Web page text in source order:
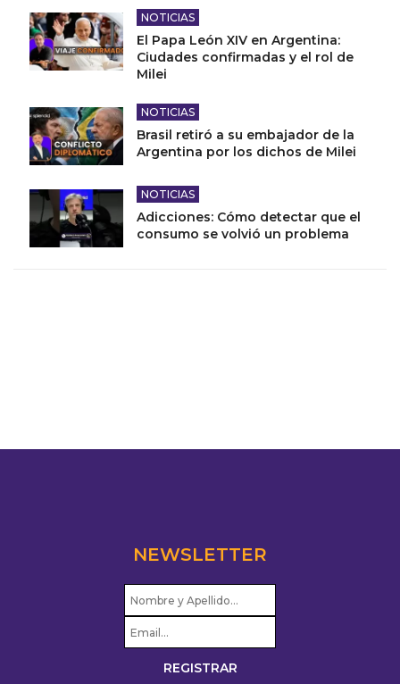
NOTICIAS
El Papa León XIV en Argentina:
Ciudades confirmadas y el rol de
Milei
NOTICIAS
Brasil retiró a su embajador de la
Argentina por los dichos de Milei
NOTICIAS
Adicciones: Cómo detectar que el
consumo se volvió un problema
NEWSLETTER